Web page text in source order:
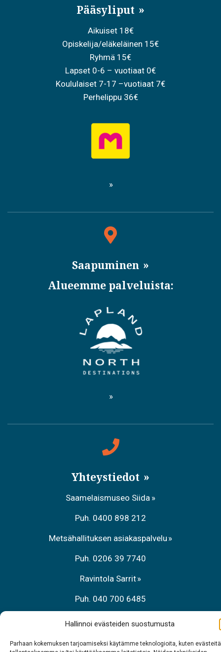
Hallinnoi evästeiden suostumusta
Parhaan kokemuksen tarjoamiseksi käytämme teknologioita, kuten
Pääsyliput
Aikuiset 18€
Opiskelija/eläkeläinen 15€
Ryhmä 15€
Lapset 0-6 – vuotiaat 0€
Koululaiset 7-17 –vuotiaat 7€
Perhelippu 36€
Saapuminen
Alueemme palveluista:
Yhteystiedot
Saamelaismuseo Siida
Puh. 0400 898 212
Metsähallituksen asiakaspalvelu
Puh. 0206 39 7740
Ravintola Sarrit
Puh. 040 700 6485